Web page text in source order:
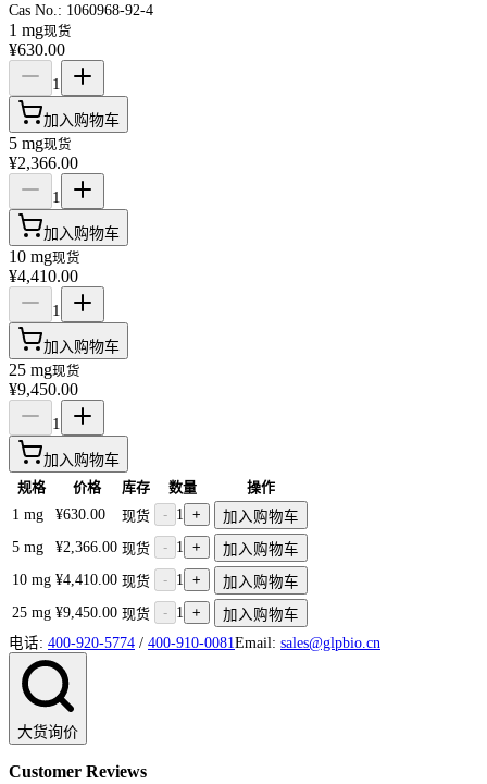
Cas No.: 1060968-92-4
1 mg现货
¥630.00
1
加入购物车
5 mg现货
¥2,366.00
1
加入购物车
10 mg现货
¥4,410.00
1
加入购物车
25 mg现货
¥9,450.00
1
加入购物车
规格 价格 库存 数量
操作
1 mg
¥630.00 现货 - 1 +
加入购物车
5 mg
¥2,366.00 现货 - 1 +
加入购物车
10 mg ¥4,410.00 现货 - 1 +
加入购物车
25 mg ¥9,450.00 现货 - 1 +
加入购物车
电话: 400-920-5774 / 400-910-0081 Email: sales@glpbio.cn
大货询价
Customer Reviews